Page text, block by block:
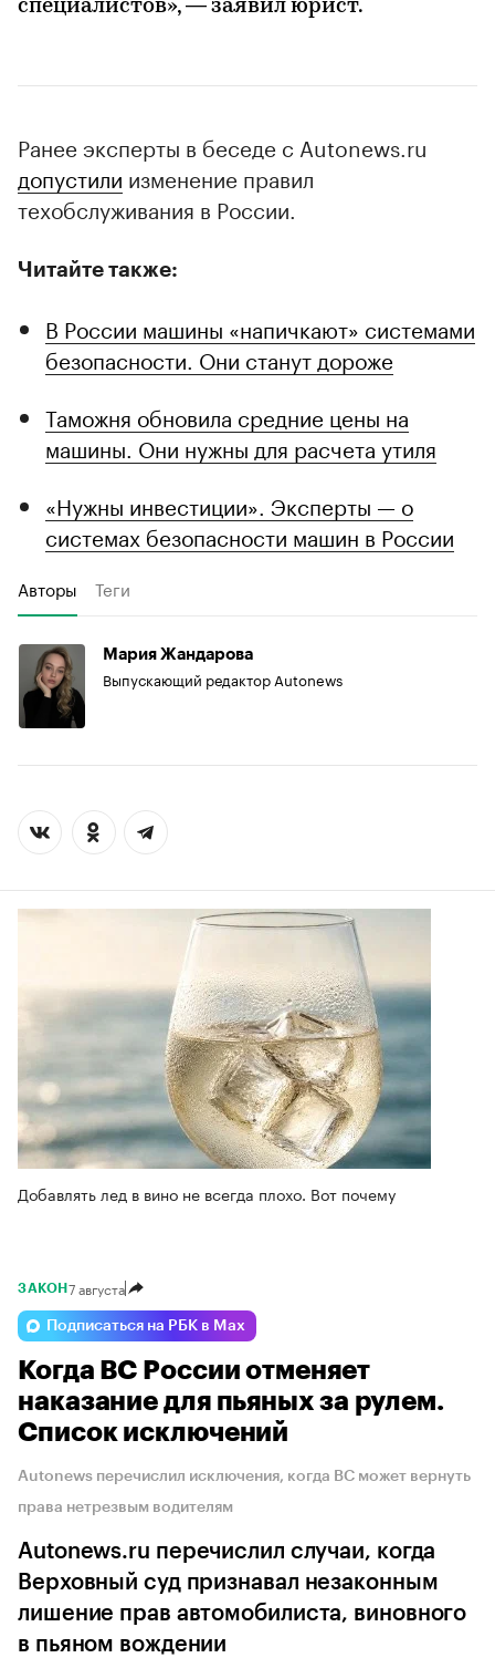
специалистов», — заявил юрист.
Ранее эксперты в беседе с Autonews.ru
допустили изменение правил
техобслуживания в России.
Читайте также:
В России машины «напичкают» системами
безопасности. Они станут дороже
Таможня обновила средние цены на
машины. Они нужны для расчета утиля
«Нужны инвестиции». Эксперты — о
системах безопасности машин в России
Авторы Теги
Мария Жандарова
Выпускающий редактор Autonews
Добавлять лед в вино не всегда плохо. Вот почему
ЗАКОН 7 августа
Подписаться на РБК в Max
Когда ВС России отменяет
наказание для пьяных за рулем.
Список исключений
Autonews перечислил исключения, когда ВС может вернуть
права нетрезвым водителям
Autonews.ru перечислил случаи, когда
Верховный суд признавал незаконным
лишение прав автомобилиста, виновного
в пьяном вождении